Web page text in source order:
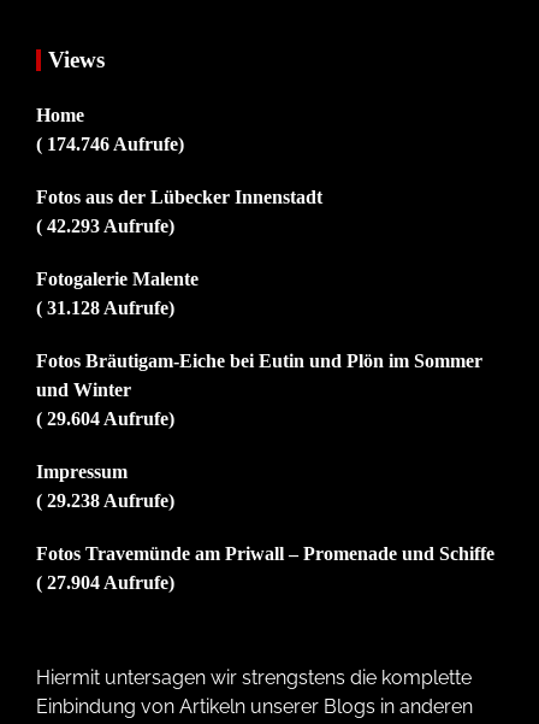
Views
Home
( 174.746 Aufrufe)
Fotos aus der Lübecker Innenstadt
( 42.293 Aufrufe)
Fotogalerie Malente
( 31.128 Aufrufe)
Fotos Bräutigam-Eiche bei Eutin und Plön im Sommer
und Winter
( 29.604 Aufrufe)
Impressum
( 29.238 Aufrufe)
Fotos Travemünde am Priwall – Promenade und Schiffe
( 27.904 Aufrufe)
Hiermit untersagen wir strengstens die komplette
Einbindung von Artikeln unserer Blogs in anderen